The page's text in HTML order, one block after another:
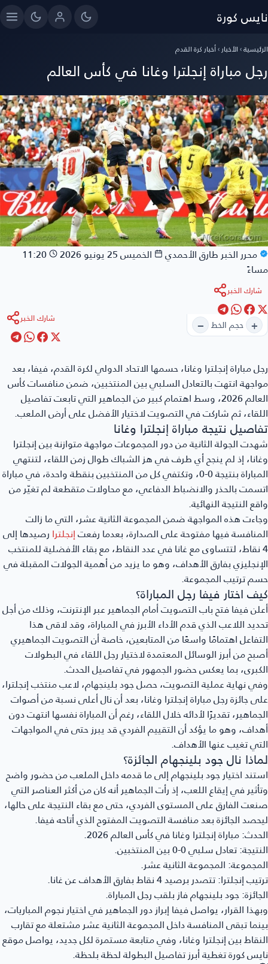
كورة
› الأخبار › أخبار كرة القدم
مباراة إنجلترا وغانا في كأس العالم
محرر الخبرطارق الأحمدي الخميس 25 يونيو 2026
11:20
شارك الخبر
+ حجم الخط − شارك الخبر
مباراة إنجلترا وغانا، حسمها الاتحاد الدولي لكرة القدم، فيفا، بعد
انتهت بالتعادل السلبي بين المنتخبين، ضمن منافسات كأس
العالم 2026، وسط اهتمام كبير من الجماهير التي تابعت تفاصيل
ثم شاركت في التصويت لاختيار الأفضل على أرض الملعب.
نتيجة مباراة إنجلترا وغانا
الجولة الثانية من دور المجموعات مواجهة متوازنة بين إنجلترا
إذ لم ينجح أي طرف في هز الشباك طوال زمن اللقاء، لتنتهي
المباراة بنتيجة 0-0، وتكتفي كل من المنتخبين بنقطة واحدة، في مباراة
بالحذر والانضباط الدفاعي، مع محاولات متقطعة لم تغيّر من
النتيجة النهائية.
هذه المواجهة ضمن المجموعة الثانية عشر، التي ما زالت
فيها مفتوحة على الصدارة، بعدما رفعتإنجلترارصيدها إلى
4 نقاط، لتتساوى مع غانا في عدد النقاط، مع بقاء الأفضلية للمنتخب
بفارق الأهداف، وهو ما يزيد من أهمية الجولات المقبلة في
ترتيب المجموعة.
اختار فيفا رجل المباراة؟
فيفا فتح باب التصويت أمام الجماهير عبر الإنترنت، وذلك من أجل
اللاعب الذي قدم الأداء الأبرز في المباراة، وقد لاقى هذا
اهتمامًا واسعًا من المتابعين، خاصة أن التصويت الجماهيري
من أبرز الوسائل المعتمدة لاختيار رجل اللقاء في البطولات
بما يعكس حضور الجمهور في تفاصيل الحدث.
نهاية عملية التصويت، حصل جود بلينجهام، لاعب منتخب إنجلترا،
جائزة رجل مباراة إنجلترا وغانا، بعد أن نال أعلى نسبة من أصوات
تقديرًا لأدائه خلال اللقاء، رغم أن المباراة نفسها انتهت دون
وهو ما يؤكد أن التقييم الفردي قد يبرز حتى في المواجهات
تغيب عنها الأهداف.
نال جود بلينجهام الجائزة؟
اختيار جود بلينجهام إلى ما قدمه داخل الملعب من حضور واضح
في إيقاع اللعب، إذ رأت الجماهير أنه كان من أكثر العناصر التي
الفارق على المستوى الفردي، حتى مع بقاء النتيجة على حالها،
الجائزة بعد منافسة التصويت المفتوح الذي أتاحه فيفا.
مباراة إنجلترا وغانا في كأس العالم 2026.
تعادل سلبي 0-0 بين المنتخبين.
المجموعة الثانية عشر.
إنجلترا:تتصدر برصيد 4 نقاط بفارق الأهداف عن غانا.
جود بلينجهام فاز بلقب رجل المباراة.
القرار، يواصل فيفا إبراز دور الجماهير في اختيار نجوم المباريات،
تبقى المنافسة داخل المجموعة الثانية عشر مشتعلة مع تقارب
بين إنجلترا وغانا، وفي متابعة مستمرة لكل جديد، يواصل موقع
كورة تغطية أبرز تفاصيل البطولة لحظة بلحظة.